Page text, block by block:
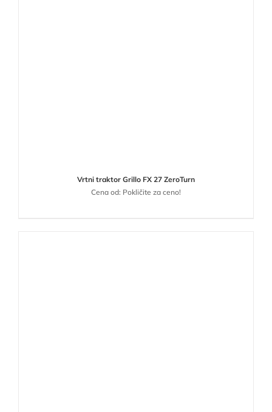
Vrtni traktor Grillo FX 27 ZeroTurn
Cena od: Pokličite za ceno!